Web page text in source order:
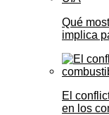
Qué
implica
El
en los